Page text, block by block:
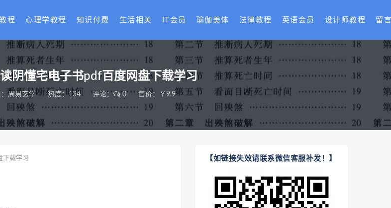
程 心理学教程 知识付费 生活相关 IT会员 瑜伽美体 法律教程 英语会员 设计师教程 留
阴懂‬宅电子书pdf百度网盘下载学习
周易玄学 热度：134 评论： 0 售价：￥9.9
下载学习 【如链接失效请联系微信客服补发！】